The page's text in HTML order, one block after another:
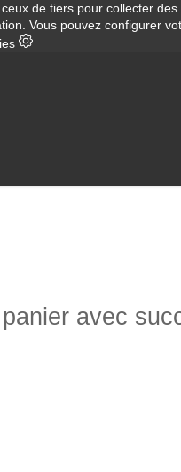
de tiers pour collecter
Vous pouvez configurer
avec